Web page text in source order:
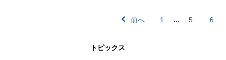
前へ 1 ... 5 6
トピックス